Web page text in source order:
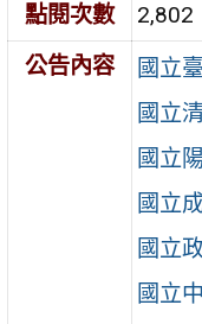
點閱次數
2,802
公告內容
國立
國立
國立
國立
國立
國立